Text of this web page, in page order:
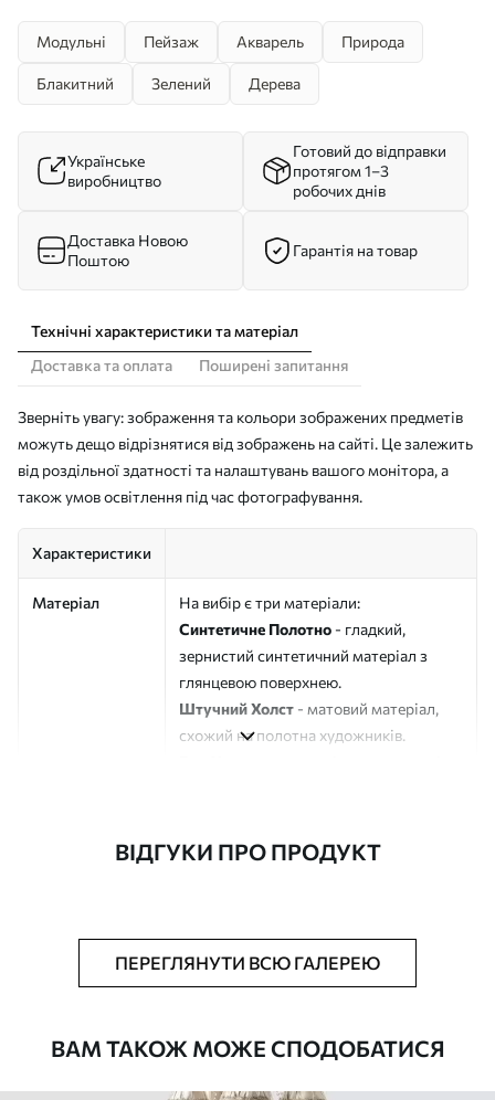
Модульні Пейзаж Акварель Природа
Блакитний Зелений Дерева
Українське
виробництво
Готовий до відправки
протягом 1–3
робочих днів
Доставка Новою
Поштою
Гарантія на товар
Технічні характеристики та матеріал
Доставка та оплата
Поширені запитання
Зверніть увагу: зображення та кольори зображених предметів
можуть дещо відрізнятися від зображень на сайті. Це залежить
від роздільної здатності та налаштувань вашого монітора, а
також умов освітлення під час фотографування.
Характеристики
Матеріал
На вибір є три матеріали:
Синтетичне Полотно - гладкий,
зернистий синтетичний матеріал з
глянцевою поверхнею.
Штучний Холст - матовий матеріал,
схожий на полотна художників.
Додатково Можна додати лакове покриття.
ВІДГУКИ ПРО ПРОДУКТ
ПЕРЕГЛЯНУТИ ВСЮ ГАЛЕРЕЮ
ВАМ ТАКОЖ МОЖЕ СПОДОБАТИСЯ